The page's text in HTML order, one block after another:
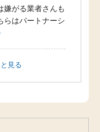
嫌がる業者さんも
らはパートナーシ
見る